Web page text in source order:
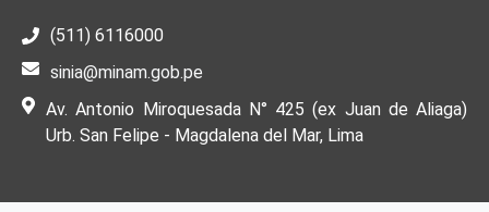
(511) 6116000
sinia@minam.gob.pe
Av. Antonio Miroquesada N° 425 (ex Juan de Aliaga)
Urb. San Felipe - Magdalena del Mar, Lima